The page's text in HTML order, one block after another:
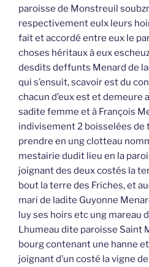
paroisse de Monstreuil
respectivement eulx leurs
fait et accordé entre eux le
choses héritaux à eux
desdits deffunts Menard de
qui s’ensuit, scavoir est du
chacun d’eux est et demeure
sadite femme et à François
indivisement 2 boisselées de
prendre en ung clotteau
mestairie dudit lieu en la
joignant des deux costés la
bout la terre des Friches, et
mari de ladite Guyonne
luy ses hoirs etc ung mareau
Lhumeau dite paroisse Saint
bourg contenant une hanne
joignant d’un costé la vigne